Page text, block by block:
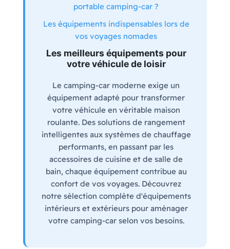
portable camping-car ?
Les équipements indispensables lors de
vos voyages nomades
Les meilleurs équipements pour
votre véhicule de loisir
Le camping-car moderne exige un
équipement adapté pour transformer
votre véhicule en véritable maison
roulante. Des solutions de rangement
intelligentes aux systèmes de chauffage
performants, en passant par les
accessoires de cuisine et de salle de
bain, chaque équipement contribue au
confort de vos voyages. Découvrez
notre sélection complète d'équipements
intérieurs et extérieurs pour aménager
votre camping-car selon vos besoins.